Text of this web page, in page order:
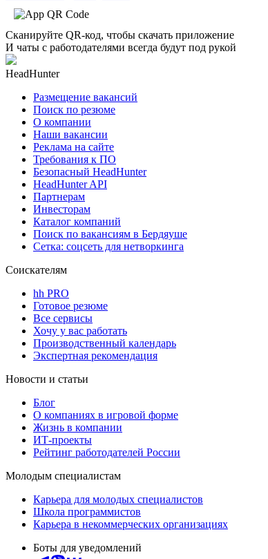
Сканируйте QR-код, чтобы скачать приложение
И чаты с работодателями всегда будут под рукой
HeadHunter
Размещение вакансий
Поиск по резюме
О компании
Наши вакансии
Реклама на сайте
Требования к ПО
Безопасный HeadHunter
HeadHunter API
Партнерам
Инвесторам
Каталог компаний
Поиск по вакансиям в Бердяуше
Сетка: соцсеть для нетворкинга
Соискателям
hh PRO
Готовое резюме
Все сервисы
Хочу у вас работать
Производственный календарь
Экспертная рекомендация
Новости и статьи
Блог
О компаниях в игровой форме
Жизнь в компании
ИТ-проекты
Рейтинг работодателей России
Молодым специалистам
Карьера для молодых специалистов
Школа программистов
Карьера в некоммерческих организациях
Боты для уведомлений